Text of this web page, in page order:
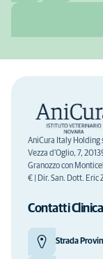
AniCura Italy Holding
Vezza d'Oglio, 7,
Granozzo con
€ | Dir. San. Dott. Eric
Contatti Clinica
Strada